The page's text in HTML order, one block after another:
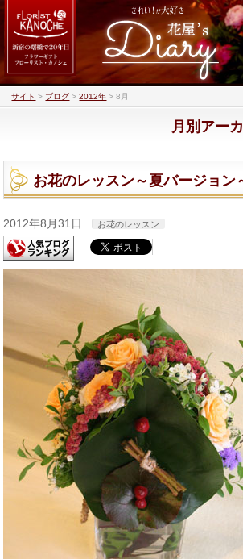
サイト > ブログ >2012年 >8月
月別アー
お花のレッスン～夏バージョン
2012年8月31日 お花のレッスン